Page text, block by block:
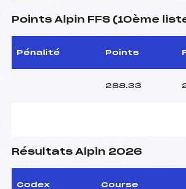
Points Alpin FFS (10ème
Pénalité Points
288.33
Résultats Alpin 2026
Codex Course